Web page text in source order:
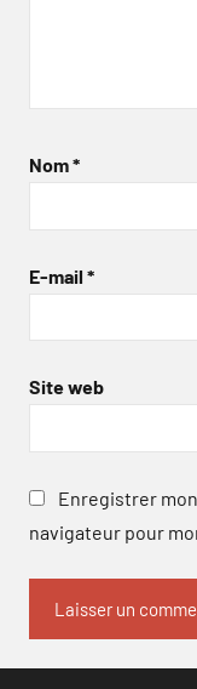
Nom*
E-mail *
Site web
Enregistrer
navigateur pour